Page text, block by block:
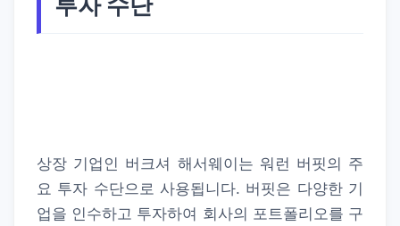
상장 기업인 버크셔 해서웨이는 워런 버핏의 주
요 투자 수단으로 사용됩니다. 버핏은 다양한 기
업을 인수하고 투자하여 회사의 포트폴리오를 구